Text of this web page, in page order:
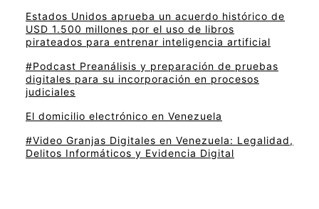
Estados Unidos aprueba un acuerdo histórico de
USD 1.500 millones por el uso de libros
pirateados para entrenar inteligencia artificial
#Podcast Preanálisis y preparación de pruebas
digitales para su incorporación en procesos
judiciales
El domicilio electrónico en Venezuela
#Video Granjas Digitales en Venezuela: Legalidad,
Delitos Informáticos y Evidencia Digital